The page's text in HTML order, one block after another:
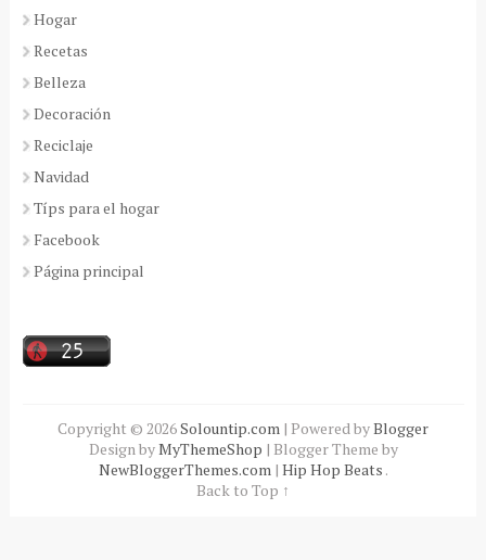
Hogar
Recetas
Belleza
Decoración
Reciclaje
Navidad
Típs para el hogar
Facebook
Página principal
Copyright ©2026Solountip.com | Powered byBlogger
Design byMyThemeShop | Blogger Theme by
NewBloggerThemes.com | Hip Hop Beats .
Back to Top ↑